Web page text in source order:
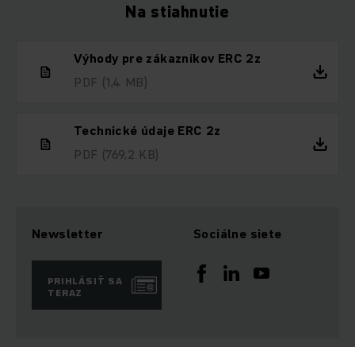
Na stiahnutie
Výhody pre zákazníkov ERC 2z
PDF (1,4 MB)
Technické údaje ERC 2z
PDF (769,2 KB)
Newsletter
PRIHLÁSIŤ SA
TERAZ
Sociálne siete